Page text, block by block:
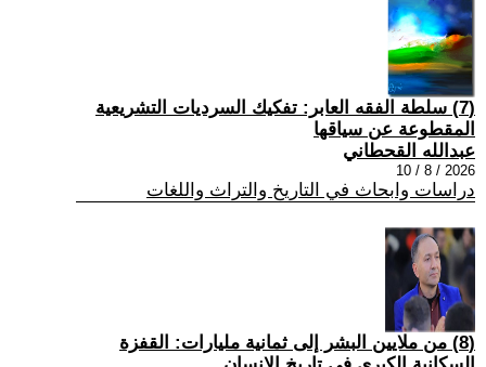
(7) سلطة الفقه العابر: تفكيك السرديات التشريعية
المقطوعة عن سياقها
عبدالله القحطاني
2026 / 8 / 10
دراسات وابحاث في التاريخ والتراث واللغات
(8) من ملايين البشر إلى ثمانية مليارات: القفزة